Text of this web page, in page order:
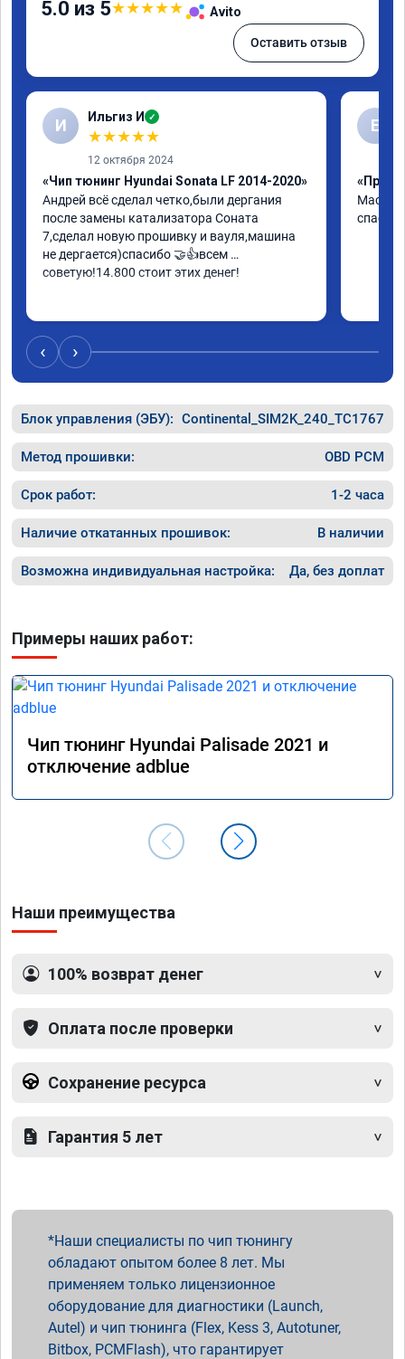
5.0 из 5★★★★★ Avito
Оставить отзыв
И Ильгиз И ✓
★★★★★
12 октября 2024
«Чип тюнинг Hyundai Sonata LF 2014-2020»
Андрей всё сделал четко,были дергания
после замены катализатора Соната
7,сделал новую прошивку и вауля,машина
не дергается)спасибо 🤝👍всем
советую!14.800 стоит этих денег!
Е
Мастер
‹ ›
Блок управления (ЭБУ): Continental_SIM2K_240_TC1767
Метод прошивки: OBD PCM
Срок работ: 1-2 часа
Наличие откатанных прошивок: В наличии
Возможна индивидуальная настройка: Да, без доплат
Примеры наших работ:
Чип тюнинг Hyundai Palisade 2021 и
отключение adblue
Наши преимущества
100% возврат денег
Оплата после проверки
Сохранение ресурса
Гарантия 5 лет
Наши специалисты по чип тюнингу
обладают опытом более 8 лет. Мы
применяем только лицензионное
оборудование для диагностики (Launch,
Autel) и чип тюнинга (Flex, Kess 3, Autotuner,
Bitbox, PCMFlash), что гарантирует